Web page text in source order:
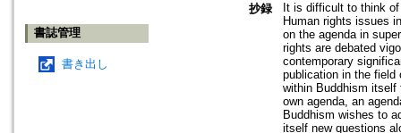
書誌管理
書き出し
抄録
It is difficult to think
Human rights issues
on the agenda in
rights are debated
contemporary
publication in the field
within Buddhism itself
own agenda, an
Buddhism wishes to
itself new questions